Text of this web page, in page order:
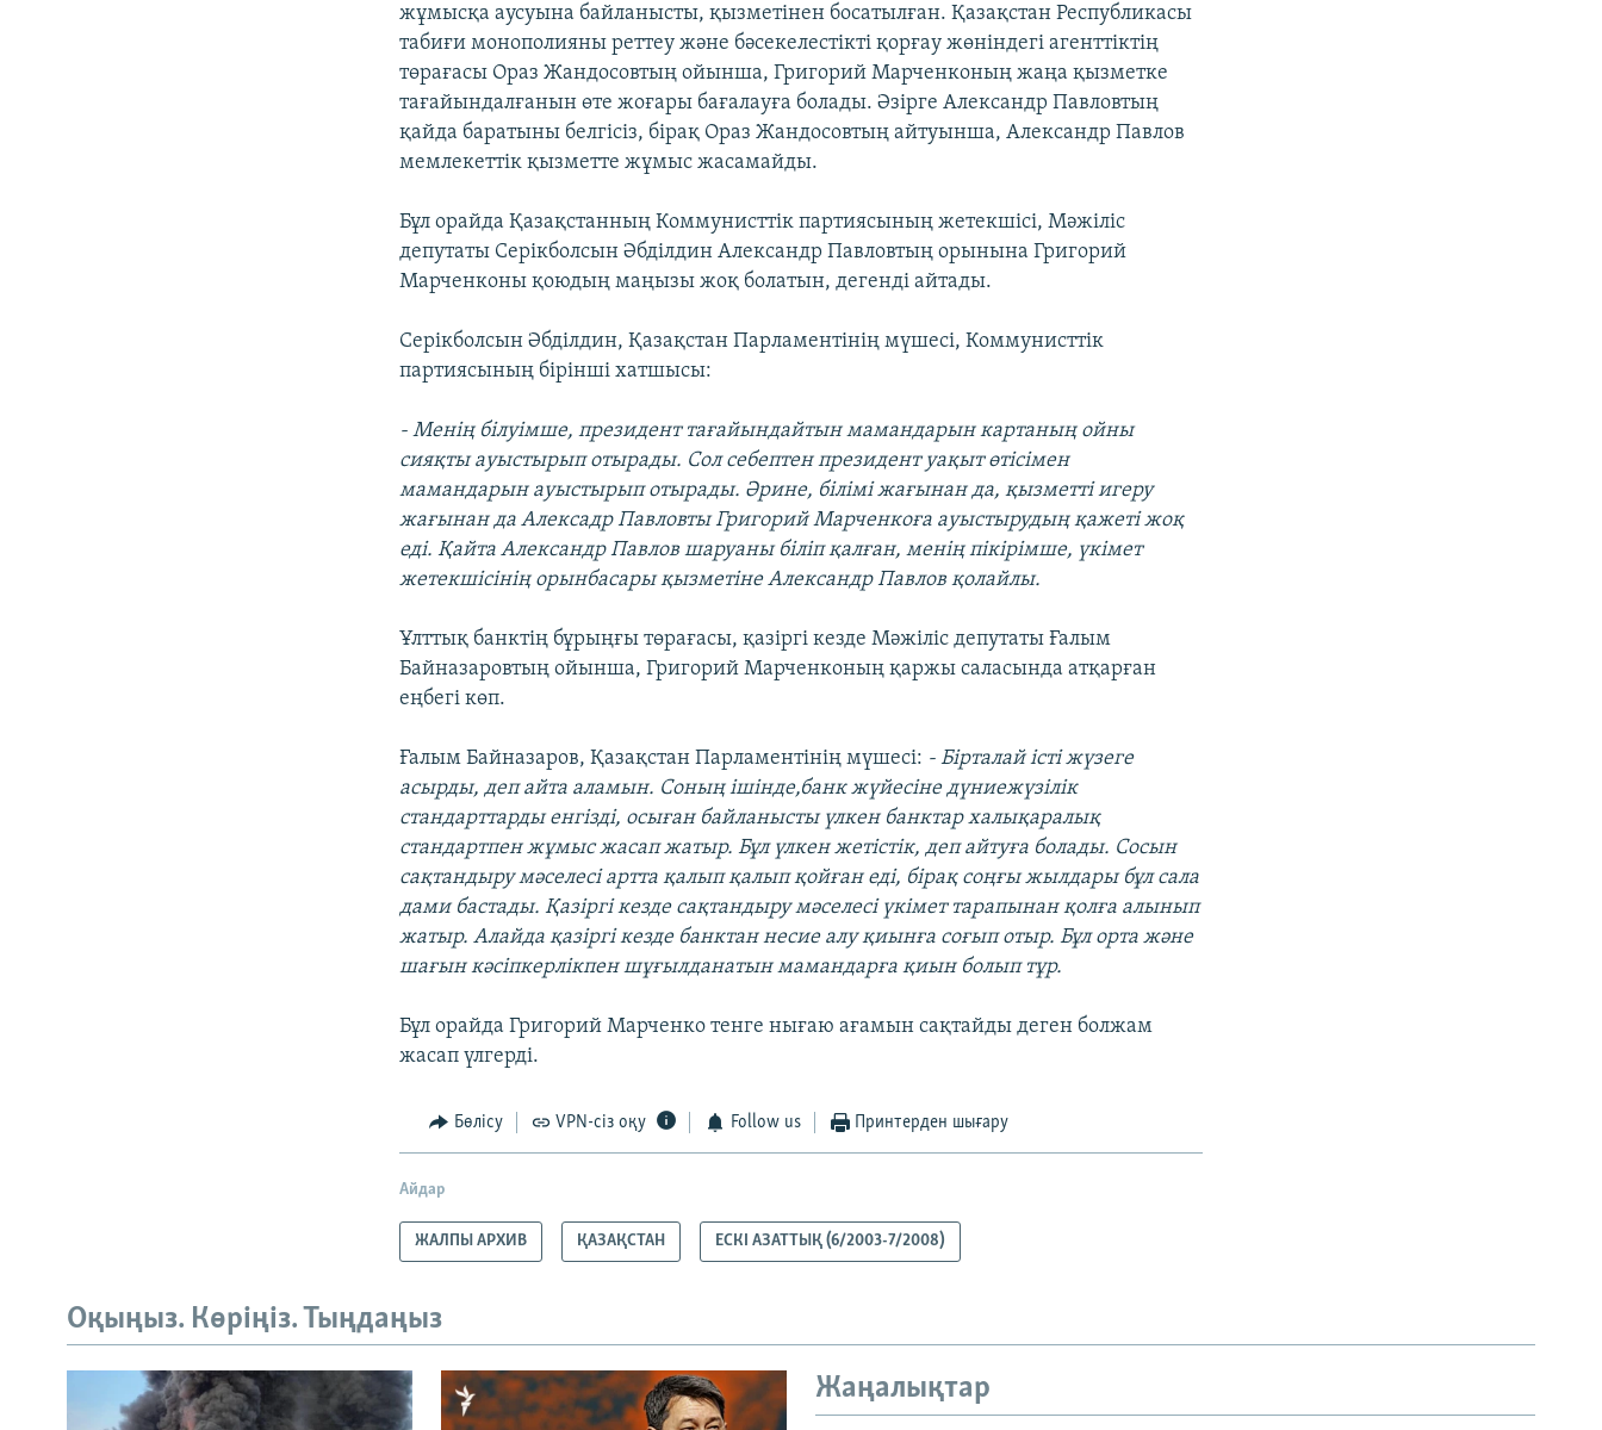
жұмысқа аусуына байланысты, қызметінен босатылған. Қазақстан Республикасы
табиғи монополияны реттеу және бәсекелестікті қорғау жөніндегі агенттіктің
төрағасы Ораз Жандосовтың ойынша, Григорий Марченконың жаңа қызметке
тағайындалғанын өте жоғары бағалауға болады. Әзірге Александр Павловтың
қайда баратыны белгісіз, бірақ Ораз Жандосовтың айтуынша, Александр Павлов
мемлекеттік қызметте жұмыс жасамайды.
Бұл орайда Қазақстанның Коммунисттік партиясының жетекшісі, Мәжіліс
депутаты Серікболсын Әбділдин Александр Павловтың орынына Григорий
Марченконы қоюдың маңызы жоқ болатын, дегенді айтады.
Серікболсын Әбділдин, Қазақстан Парламентінің мүшесі, Коммунисттік
партиясының бірінші хатшысы:
- Менің білуімше, президент тағайындайтын мамандарын картаның ойны
сияқты ауыстырып отырады. Сол себептен президент уақыт өтісімен
мамандарын ауыстырып отырады. Әрине, білімі жағынан да, қызметті игеру
жағынан да Алексадр Павловты Григорий Марченкоға ауыстырудың қажеті жоқ
еді. Қайта Александр Павлов шаруаны біліп қалған, менің пікірімше, үкімет
жетекшісінің орынбасары қызметіне Александр Павлов қолайлы.
Ұлттық банктің бұрыңғы төрағасы, қазіргі кезде Мәжіліс депутаты Ғалым
Байназаровтың ойынша, Григорий Марченконың қаржы саласында атқарған
еңбегі көп.
Ғалым Байназаров, Қазақстан Парламентінің мүшесі: - Бірталай істі жүзеге
асырды, деп айта аламын. Соның ішінде,банк жүйесіне дүниежүзілік
стандарттарды енгізді, осыған байланысты үлкен банктар халықаралық
стандартпен жұмыс жасап жатыр. Бұл үлкен жетістік, деп айтуға болады. Сосын
сақтандыру мәселесі артта қалып қалып қойған еді, бірақ соңғы жылдары бұл сала
дами бастады. Қазіргі кезде сақтандыру мәселесі үкімет тарапынан қолға алынып
жатыр. Алайда қазіргі кезде банктан несие алу қиынға соғып отыр. Бұл орта және
шағын кәсіпкерлікпен шұғылданатын мамандарға қиын болып тұр.
Бұл орайда Григорий Марченко тенге нығаю ағамын сақтайды деген болжам
жасап үлгерді.
Бөлісу VPN-сіз оқу Follow us Принтерден шығару
Айдар
ЖАЛПЫ АРХИВ ҚАЗАҚСТАН ЕСКІ АЗАТТЫҚ (6/2003-7/2008)
Оқыңыз. Көріңіз. Тыңдаңыз
Жаңалықтар